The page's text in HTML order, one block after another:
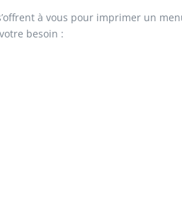
à vous pour imprimer un
besoin :